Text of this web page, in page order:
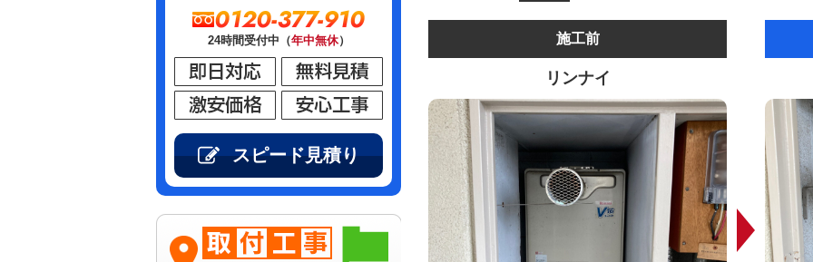
施工前
リンナイ
0120-377-910
24時間受付中（年中無休）
スピード見積り